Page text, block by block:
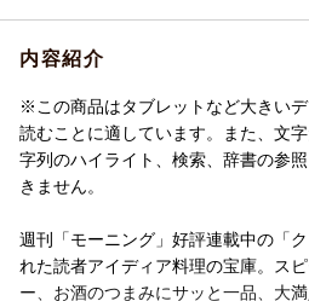
内容紹介
※この商品はタブレットなど大きい
読むことに適しています。また、文
字列のハイライト、検索、辞書の参
きません。
週刊「モーニング」好評連載中の「
れた読者アイディア料理の宝庫。ス
ー、お酒のつまみにサッと一品、大